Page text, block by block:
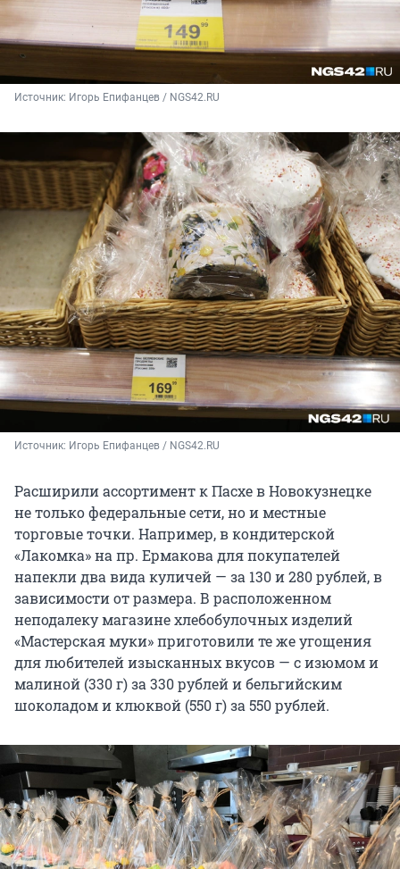
Источник: Игорь Епифанцев / NGS42.RU
Источник: Игорь Епифанцев / NGS42.RU
Расширили ассортимент к Пасхе в Новокузнецке
не только федеральные сети, но и местные
торговые точки. Например, в кондитерской
«Лакомка» на пр. Ермакова для покупателей
напекли два вида куличей — за 130 и 280 рублей, в
зависимости от размера. В расположенном
неподалеку магазине хлебобулочных изделий
«Мастерская муки» приготовили те же угощения
для любителей изысканных вкусов — с изюмом и
малиной (330 г) за 330 рублей и бельгийским
шоколадом и клюквой (550 г) за 550 рублей.